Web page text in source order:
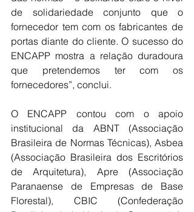
de solidariedade conjunto que o
fornecedor tem com os fabricantes de
portas diante do cliente. O sucesso do
ENCAPP mostra a relação duradoura
que pretendemos ter com os
fornecedores”, conclui.
O ENCAPP contou com o apoio
institucional da ABNT (Associação
Brasileira de Normas Técnicas), Asbea
(Associação Brasileira dos Escritórios
de Arquitetura), Apre (Associação
Paranaense de Empresas de Base
Florestal), CBIC (Confederação